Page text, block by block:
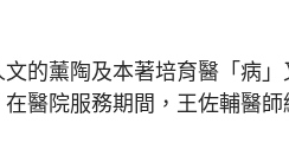
的薰陶及本著培育醫「病」
醫院服務期間，王佐輔醫